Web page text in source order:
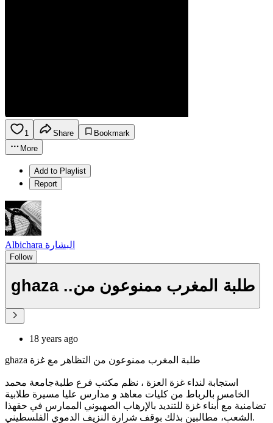
1 Share
Bookmark
More
Add to Playlist
Report
Albichara البشارة
Follow
ghaza ..طلبة المغرب ممنوعون من
18 years ago
ghaza طلبة المغرب ممنوعون من التظاهر مع غزة
استجابة لنداء غزة العزة ، نظم مكتب فرع طلبةجامعة محمد
الخامس بالرباط من كليات معاهد و مدارس عليا مسيرة طلابية
تضامنية مع أبناء غزة للتنديد بالإرهاب الصهيوني الممارس في حقهذا
الشعب، مطالبين بذلك بوقف شرارة النزيف الدموي الفلسطيني.